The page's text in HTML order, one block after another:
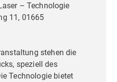
– Technologie
11, 01665
stehen die
speziell des
Technologie bietet